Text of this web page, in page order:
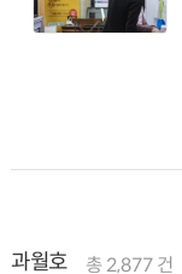
과월호 총 2,877 건